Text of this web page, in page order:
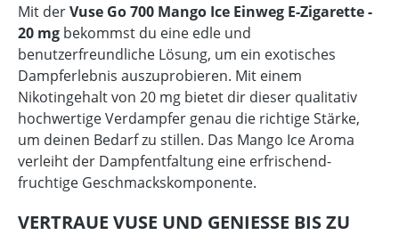
Mit derVuse Go 700 Mango Ice Einweg E-Zigarette -
20 mg bekommst du eine edle und
benutzerfreundliche Lösung, um ein exotisches
Dampferlebnis auszuprobieren. Mit einem
Nikotingehalt von 20 mg bietet dir dieser qualitativ
hochwertige Verdampfer genau die richtige Stärke,
um deinen Bedarf zu stillen. Das Mango Ice Aroma
verleiht der Dampfentfaltung eine erfrischend-
fruchtige Geschmackskomponente.
VERTRAUE VUSE UND GENIESSE BIS ZU 7